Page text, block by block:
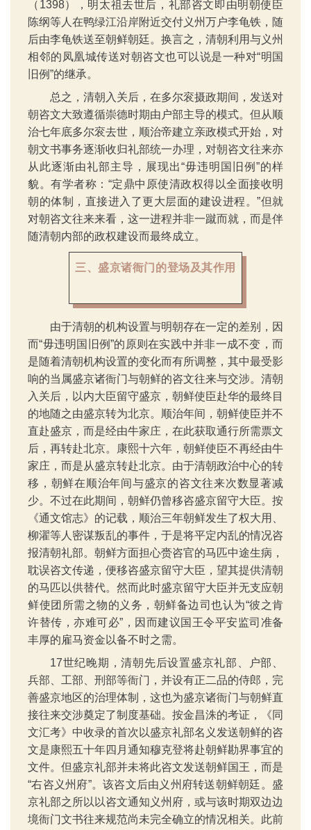
（1398），明太祖去世后，礼部咨文即由明朝使臣
陈纲等人在鸭绿江沿岸附近交付义州万户李龟铁，随
后由李龟铁送至朝鲜朝廷。换言之，清朝利用与义州
相邻的凤凰城传送对朝咨文也可以说是一种对“明国
旧例”的继承。
总之，清朝入关后，在多尔衮摄政期间，发送对
朝咨文大致遵循崇德时期由户部主导的模式。但从顺
治七年底多尔衮去世，顺治帝建立亲政模式开始，对
朝文书事务逐渐收归礼部统一办理，对朝咨文往来亦
从此逐渐由礼部主导，展现出“毋违明国旧例”的样
貌。有学者称：“定鼎中原使清政权得以全面接收明
朝的体制，直接进入了更大层面的建设进程。”但就
对朝咨文往来来看，这一进程并非一蹴而就，而是伴
随清朝内部的政权建设而最终成立。
三、盛京诸衙门的登场及其作用
由于清朝的机构设置与明朝存在一定的差别，因
而“毋违明国旧例”的原则在实践中并非一成不变，而
是随着清朝机构设置的变化而有所调整，其中最受影
响的当属盛京诸衙门与朝鲜的咨文往来与交涉。清朝
入关后，以内大臣留守盛京，朝鲜使臣赴华的最终目
的地随之由盛京转为北京。顺治年间，朝鲜使臣并不
直赴盛京，而是经由牛家庄，在此获取通行所需票文
后，再转赴北京。康熙十六年，朝鲜使臣不再经由牛
家庄，而是从盛京转赴北京。由于清朝政治中心的转
移，朝鲜在顺治年间与盛京的咨文往来次数显著减
少。不过在此期间，朝鲜仍曾移咨盛京留守大臣。按
《通文馆志》的记载，顺治三年朝鲜发生了权大用、
柳濯等人密谋叛乱的事件，于是将平定内乱的情况咨
报清朝礼部。朝鲜方面担心赍咨官的马匹中途生病，
耽误咨文传递，便移咨盛京留守大臣，望其提供清朝
的马匹以供替代。然而此时盛京留守大臣并无支应朝
鲜使团所需之物的义务，朝鲜备边司也认为“彼之肯
许替传，亦难可必”，因而建议国王令平安监司准备
丰厚的雇马资金以备不时之需。
17世纪晚期，清朝先后设置盛京礼部、户部、
兵部、工部、刑部等衙门，并设有正二品的侍郎，完
善盛京地区的治理体制，这也为盛京诸衙门与朝鲜直
接往来交涉奠定了制度基础。按金昌洙的考证，《同
文汇考》中收录的首次以盛京礼部名义发送朝鲜的咨
文是康熙五十年四月通知穆克登将赴朝鲜勘界事宜的
文件。但盛京礼部并未将此咨文发送朝鲜国王，而是
“右咨义州府”。该咨文后由义州府转送朝鲜朝廷。盛
京礼部之所以以咨文通知义州府，或与该时期双边边
境衙门文书往来规范尚未完全确立的情况相关。此前